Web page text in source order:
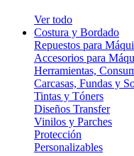
Ver todo
Costura y Bordado
Repuestos para
Accesorios para
Herramientas,
Carcasas, Fundas y
Tintas y Tóners
Diseños Transfer
Vinilos y Parches
Protección
Personalizables